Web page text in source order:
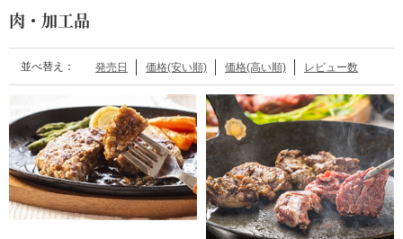
肉・加工品
並べ替え： 発売日 価格(安い順) 価格(高い順) レビュー数